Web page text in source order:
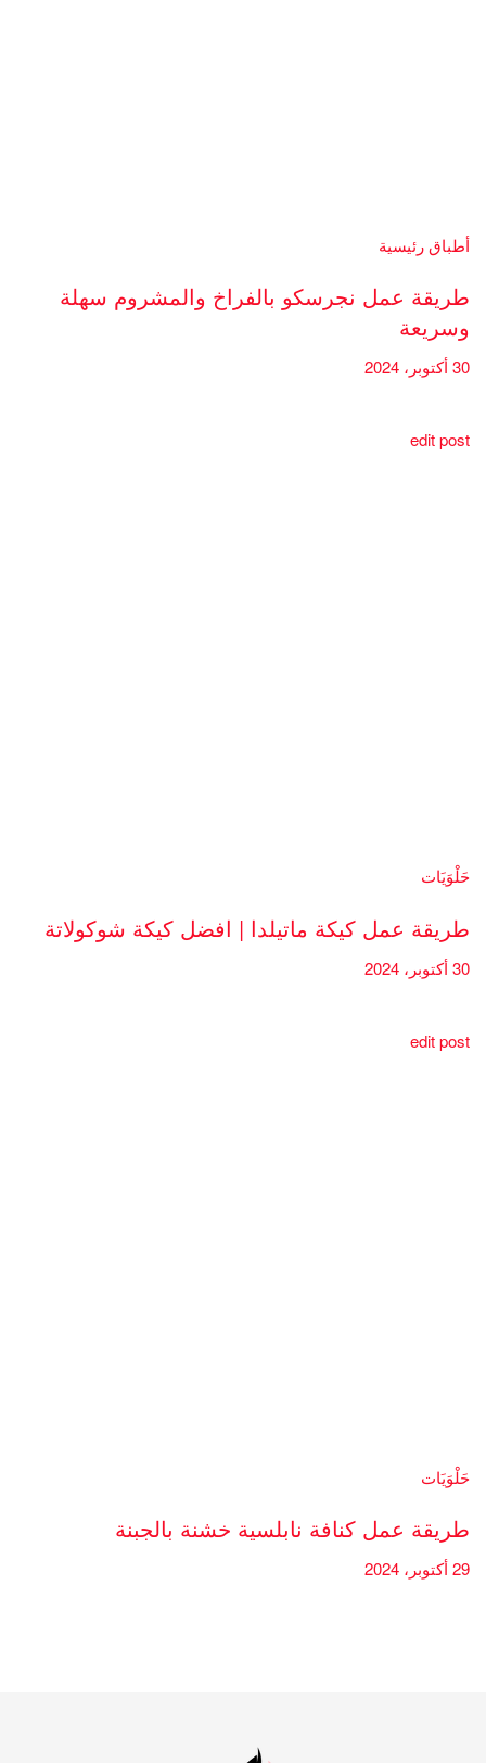
أطباق رئيسية
طريقة عمل نجرسكو بالفراخ والمشروم سهلة
وسريعة
30 أكتوبر، 2024
edit post
حَلْوَيَات
طريقة عمل كيكة ماتيلدا | افضل كيكة شوكولاتة
30 أكتوبر، 2024
edit post
حَلْوَيَات
طريقة عمل كنافة نابلسية خشنة بالجبنة
29 أكتوبر، 2024